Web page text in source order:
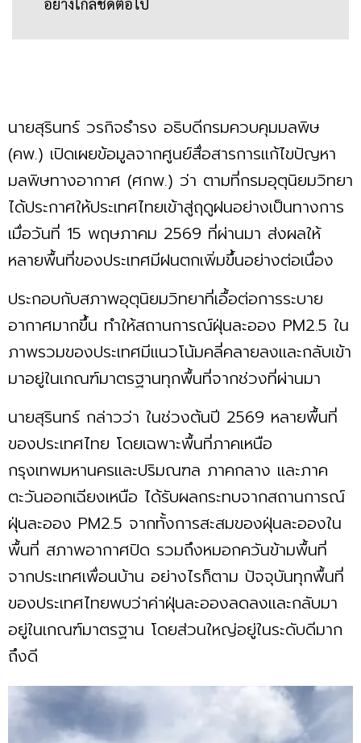
นายสุรินทร์ วรกิจธำรง อธิบดีกรมควบคุมมลพิษ
(คพ.) เปิดเผยข้อมูลจากศูนย์สื่อสารการแก้ไขปัญหา
มลพิษทางอากาศ (ศกพ.) ว่า ตามที่กรมอุตุนิยมวิทยา
ได้ประกาศให้ประเทศไทยเข้าสู่ฤดูฝนอย่างเป็นทางการ
เมื่อวันที่ 15 พฤษภาคม 2569 ที่ผ่านมา ส่งผลให้
หลายพื้นที่ของประเทศมีฝนตกเพิ่มขึ้นอย่างต่อเนื่อง
ประกอบกับสภาพอุตุนิยมวิทยาที่เอื้อต่อการระบาย
อากาศมากขึ้น ทำให้สถานการณ์ฝุ่นละออง PM2.5 ใน
ภาพรวมของประเทศมีแนวโน้มคลี่คลายลงและกลับเข้า
มาอยู่ในเกณฑ์มาตรฐานทุกพื้นที่จากช่วงที่ผ่านมา
นายสุรินทร์ กล่าวว่า ในช่วงต้นปี 2569 หลายพื้นที่
ของประเทศไทย โดยเฉพาะพื้นที่ภาคเหนือ
กรุงเทพมหานครและปริมณฑล ภาคกลาง และภาค
ตะวันออกเฉียงเหนือ ได้รับผลกระทบจากสถานการณ์
ฝุ่นละออง PM2.5 จากทั้งการสะสมของฝุ่นละอองใน
พื้นที่ สภาพอากาศปิด รวมถึงหมอกควันข้ามพื้นที่
จากประเทศเพื่อนบ้าน อย่างไรก็ตาม ปัจจุบันทุกพื้นที่
ของประเทศไทยพบว่าค่าฝุ่นละอองลดลงและกลับมา
อยู่ในเกณฑ์มาตรฐาน โดยส่วนใหญ่อยู่ในระดับดีมาก
ถึงดี